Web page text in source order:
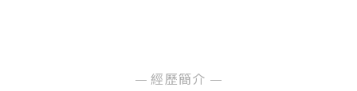
經歷簡介